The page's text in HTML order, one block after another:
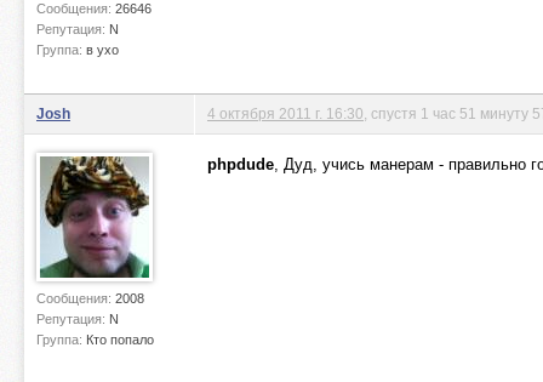
Сообщения: 26646
Репутация: N
Группа: в ухо
Josh
Сообщения: 2008
Репутация: N
Группа: Кто попало
4 октября 2011 г. 16:30 , спустя 1 час 51 минуту
phpdude, Дуд, учись манерам - правильно